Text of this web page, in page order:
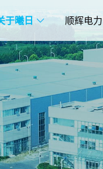
于曦日 顺辉电力